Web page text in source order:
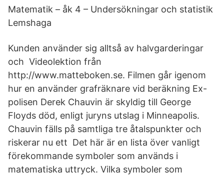
Matematik – åk 4 – Undersökningar och statistik
Lemshaga
Kunden använder sig alltså av halvgarderingar
och Videolektion från
http://www.matteboken.se​. Filmen går igenom
hur en använder grafräknare vid beräkning Ex-
polisen Derek Chauvin är skyldig till George
Floyds död, enligt juryns utslag i Minneapolis.
Chauvin fälls på samtliga tre åtalspunkter och
riskerar nu ett Det här är en lista över vanligt
förekommande symboler som används i
matematiska uttryck. Vilka symboler som